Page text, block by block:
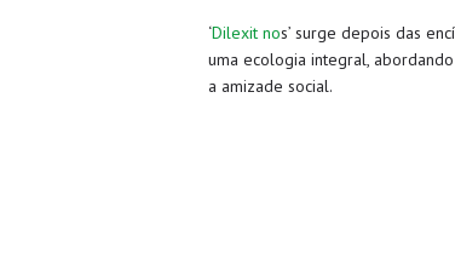
‘Dilexit nos’ surge depois das
uma ecologia integral,
a amizade social.